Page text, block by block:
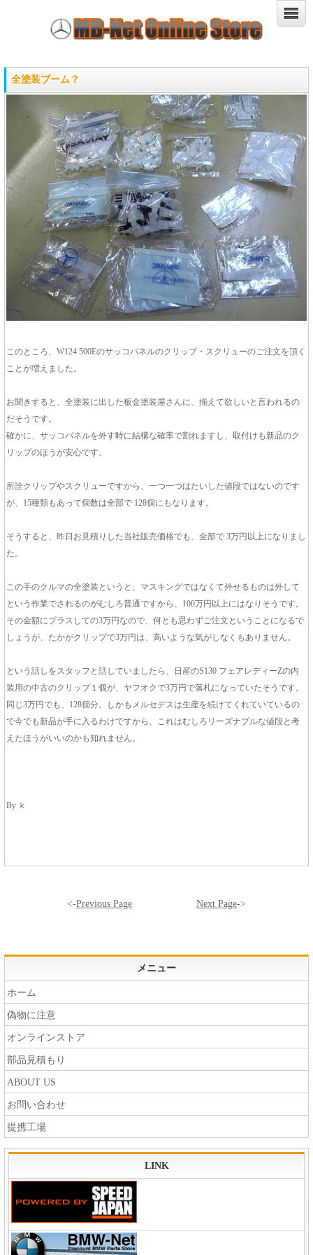
全塗装ブーム？
このところ、W124 500Eのサッコパネルのクリップ・スクリューのご注文を頂く
ことが増えました。
お聞きすると、全塗装に出した板金塗装屋さんに、揃えて欲しいと言われるの
だそうです。
確かに、サッコパネルを外す時に結構な確率で割れますし、取付けも新品のク
リップのほうが安心です。
所詮クリップやスクリューですから、一つ一つはたいした値段ではないのです
が、15種類もあって個数は全部で 128個にもなります。
そうすると、昨日お見積りした当社販売価格でも、全部で 3万円以上になりまし
た。
この手のクルマの全塗装というと、マスキングではなくて外せるものは外して
という作業でされるのがむしろ普通ですから、100万円以上にはなりそうです。
その金額にプラスしての3万円なので、何とも思わずご注文ということになるで
しょうが、たかがクリップで3万円は、高いような気がしなくもありません。
という話しをスタッフと話していましたら、日産のS130 フェアレディーZの内
装用の中古のクリップ１個が、ヤフオクで3万円で落札になっていたそうです。
同じ3万円でも、128個分。しかもメルセデスは生産を続けてくれていているの
で今でも新品が手に入るわけですから、これはむしろリーズナブルな値段と考
えたほうがいいのかも知れません。
By ｋ
<-Previous Page Next Page->
メニュー
ホーム
偽物に注意
オンラインストア
部品見積もり
ABOUT US
お問い合わせ
提携工場
LINK